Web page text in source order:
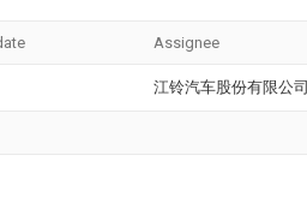
Assignee
江铃汽车股份有限公司